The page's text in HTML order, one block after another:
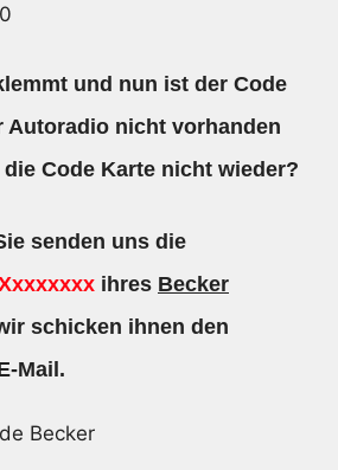
und nun ist der Code
Autoradio nicht vorhanden
Code Karte nicht wieder?
senden uns die
ihres Becker
schicken ihnen den
Mail.